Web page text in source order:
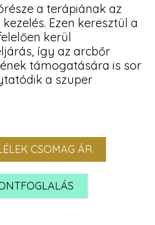
a terápiának az
Ezen keresztül a
kerül
így az arcbőr
támogatására is sor
a szuper
CSOMAG ÁR